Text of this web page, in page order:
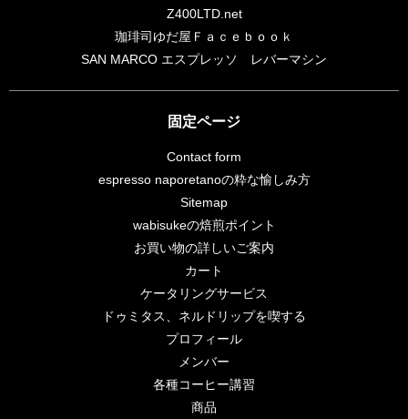
Z400LTD.net
珈琲司ゆだ屋Ｆａｃｅｂｏｏｋ
SAN MARCO エスプレッソ レバーマシン
固定ページ
Contact form
espresso naporetanoの粋な愉しみ方
Sitemap
wabisukeの焙煎ポイント
お買い物の詳しいご案内
カート
ケータリングサービス
ドゥミタス、ネルドリップを喫する
プロフィール
メンバー
各種コーヒー講習
商品